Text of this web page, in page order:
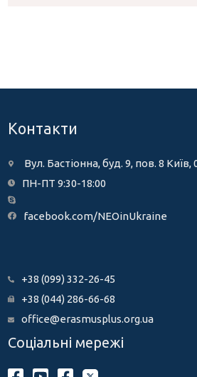
Контакти
Вул. Бастіонна, буд. 9, пов. 8 Київ,
ПН-ПТ 9:30-18:00
facebook.com/NEOinUkraine
+38 (099) 332-26-45
+38 (044) 286-66-68
office@erasmusplus.org.ua
Соціальні мережі